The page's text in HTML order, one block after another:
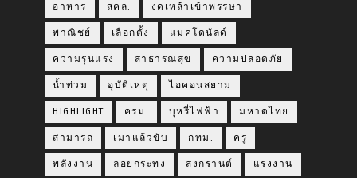
อาหาร สคล. งดเหล้าเข้าพรรษา
พาณิชย์ เลือกตั้ง แมคโดนัลด์
ความรุนแรง สาธารณสุข ความปลอดภัย
น้ำท่วม อุบัติเหตุ ไอคอนสยาม
HIGHLIGHT ครม. บุหรี่ไฟฟ้า มหาดไทย
สามารถ เมาแล้วขับ กทม. ครู
พลังงาน ลอยกระทง สงกรานต์ แรงงาน